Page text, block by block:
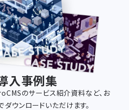
入事例集
のサービス紹介資料など、お
ウンロードいただけます。